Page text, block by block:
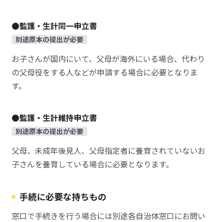
●監護・生計同一申立書
別途原本の提出が必要
お子さんが国内にいて、父母が海外にいる場合、代わり
の父母役をする人などが申請する場合に必要となりま
す。
●監護・生計維持申立書
別途原本の提出が必要
父母、未成年後見人、父母指定者に養育されていないお
子さんを養育している場合に必要となります。
手続に必要な持ちもの
窓口で手続きを行う場合には別途各自治体窓口にお問い